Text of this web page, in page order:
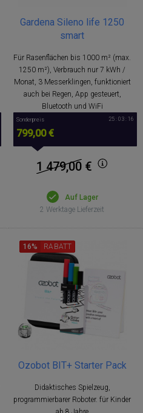
Gardena Sileno life 1250
smart
Für Rasenflächen bis 1000 m² (max.
1250 m²), Verbrauch nur 7 kWh /
Monat, 3 Messerklingen, funktioniert
auch bei Regen, App gesteuert,
Bluetooth und WiFi
Sonderpreis
799,00 €
25 : 03 : 15
1 479,00 €
Auf Lager
2 Werktage Lieferzeit
Ozobot BIT+ Starter Pack
Didaktisches Spielzeug,
programmierbarer Roboter. für Kinder
16% RABATT